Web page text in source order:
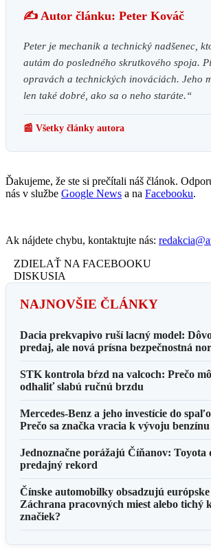
✍️ Autor článku: Peter Kováč
Peter je mechanik a technický nadšenec,
autám do posledného skrutkového spoja.
opravách a technických inováciách. Jeho
len také dobré, ako sa o neho staráte.“
📰 Všetky články autora
Ďakujeme, že ste si prečítali náš článok.
nás v službe Google News a na Facebooku.
Ak nájdete chybu, kontaktujte nás:
ZDIELAŤ NA FACEBOOKU
DISKUSIA
NAJNOVŠIE ČLÁNKY
Dacia prekvapivo ruší lacný model:
predaj, ale nová prísna bezpečnostná
STK kontrola bŕzd na valcoch: Prečo
odhaliť slabú ručnú brzdu
Mercedes-Benz a jeho investície do
Prečo sa značka vracia k vývoju benzínu
Jednoznačne porážajú Číňanov: Toyota
predajný rekord
Čínske automobilky obsadzujú
Záchrana pracovných miest alebo tichý
značiek?